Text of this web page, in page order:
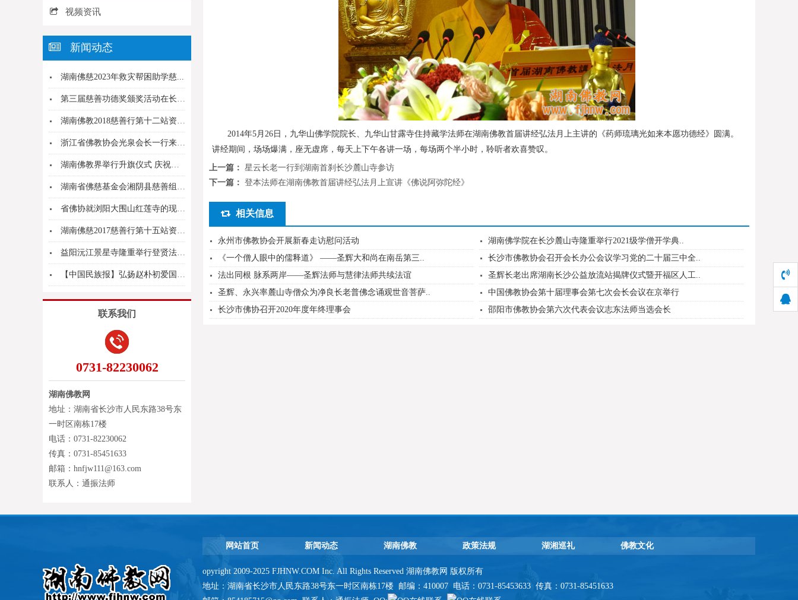
视频资讯
新闻动态
​湖南佛慈2023年救灾帮困助学慈...
第三届慈善功德奖颁奖活动在长沙举行
湖南佛教2018慈善行第十二站资助炎陵县十都镇...
浙江省佛教协会光泉会长一行来湘参访交流
湖南佛教界举行升旗仪式 庆祝祖国69周年华诞
湖南省佛慈基金会湘阴县慈善组资助本县三个村特困...
省佛协就浏阳大围山红莲寺的现状进行调研
湖南佛慈2017慈善行第十五站资助泸溪县武溪镇...
益阳沅江景星寺隆重举行登贤法师荣膺方丈升座法会
【中国民族报】弘扬赵朴初爱国爱教精神——湘皖两...
联系我们
0731-82230062
湖南佛教网
地址：湖南省长沙市人民东路38号东
一时区南栋17楼
电话：0731-82230062
传真：0731-85451633
邮箱：hnfjw111@163.com
联系人：通振法师
2014年5月26日，九华山佛学院院长、九华山甘露寺住持藏学法师在湖南佛教首届讲经弘法月上主讲的《药师琉璃光如来本愿功德经》圆满。
讲经期间，场场爆满，座无虚席，每天上下午各讲一场，每场两个半小时，聆听者欢喜赞叹。
上一篇： 星云长老一行到湖南首刹长沙麓山寺参访
下一篇： 登本法师在湖南佛教首届讲经弘法月上宣讲《佛说阿弥陀经》
相关信息
永州市佛教协会开展新春走访慰问活动
湖南佛学院在长沙麓山寺隆重举行2021级学僧开学典..
《一个僧人眼中的儒释道》 ——圣辉大和尚在南岳第三..
长沙市佛教协会召开会长办公会议学习党的二十届三中全..
法出同根 脉系两岸——圣辉法师与慧律法师共续法谊
圣辉长老出席湖南长沙公益放流站揭牌仪式暨开福区人工..
圣辉、永兴率麓山寺僧众为净良长老普佛念诵观世音菩萨..
中国佛教协会第十届理事会第七次会长会议在京举行
长沙市佛协召开2020年度年终理事会
邵阳市佛教协会第六次代表会议志东法师当选会长
网站首页 新闻动态 湖南佛教 政策法规 湖湘巡礼 佛教文化
opyright 2009-2025 FJHNW.COM Inc. All Rights Reserved 湖南佛教网 版权所有
地址：湖南省长沙市人民东路38号东一时区南栋17楼 邮编：410007 电话：0731-85453633 传真：0731-85451633